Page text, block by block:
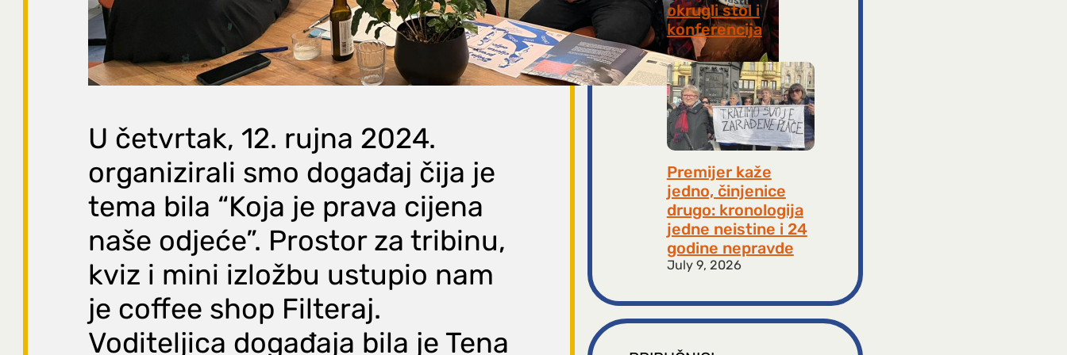
U četvrtak, 12. rujna 2024.
organizirali smo događaj čija je
tema bila “Koja je prava cijena
naše odjeće”. Prostor za tribinu,
kviz i mini izložbu ustupio nam
je coffee shop Filteraj.
Voditeljica događaja bila je Tena
okrugli stol i
konferencija
July 28, 2026
Premijer kaže
jedno, činjenice
drugo: kronologija
jedne neistine i 24
godine nepravde
July 9, 2026